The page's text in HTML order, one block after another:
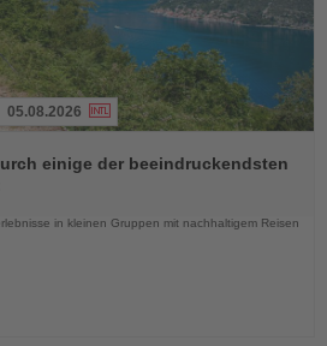
05.08.2026
einige der beeindruckendsten
in kleinen Gruppen mit nachhaltigem Reisen